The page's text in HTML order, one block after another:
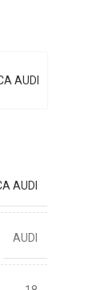
AUDI
AUDI
AUDI